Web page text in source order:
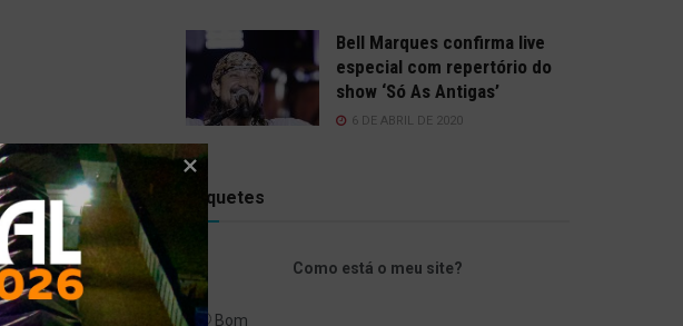
Bell Marques confirma live
especial com repertório do
show ‘Só As Antigas’
6 DE ABRIL DE 2020
Enquetes
Como está o meu site?
Bom